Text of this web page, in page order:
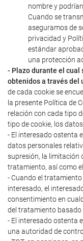
nombre y
Cuando se
aseguramos de
privacidad y
estándar
una protección
- Plazo durante el cual
obtenidos a través del
de cada cookie se
la presente Política de
relación con cada tipo
tipo de cookie, los
- El interesado ostenta
datos personales
supresión, la limitación
tratamiento, así como
- Cuando el
interesado, el
consentimiento en
del tratamiento basado
- El interesado ostenta
una autoridad de